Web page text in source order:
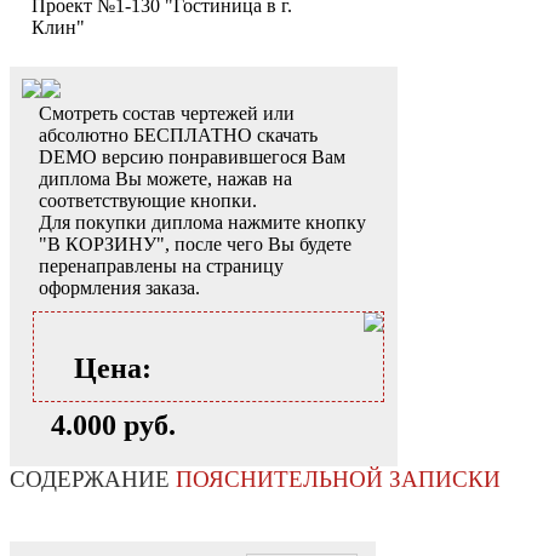
Проект №1-130 "Гостиница в г.
Клин"
Смотреть состав чертежей или
абсолютно БЕСПЛАТНО скачать
DEMO версию понравившегося Вам
диплома Вы можете, нажав на
соответствующие кнопки.
Для покупки диплома нажмите кнопку
"В КОРЗИНУ", после чего Вы будете
перенаправлены на страницу
оформления заказа.
Цена:
4.000 руб.
СОДЕРЖАНИЕ ПОЯСНИТЕЛЬНОЙ ЗАПИСКИ